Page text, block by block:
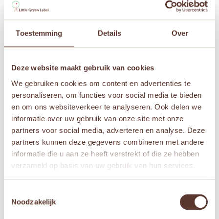
Toestemming Details Over
Deze website maakt gebruik van cookies
We gebruiken cookies om content en advertenties te
personaliseren, om functies voor social media te bieden
en om ons websiteverkeer te analyseren. Ook delen we
informatie over uw gebruik van onze site met onze
partners voor social media, adverteren en analyse. Deze
partners kunnen deze gegevens combineren met andere
informatie die u aan ze heeft verstrekt of die ze hebben
verzameld op basis van uw gebruik van hun services.
Noodzakelijk
Handpop Olifant” te beoordelen
Vereiste
Je waardering*
Je beoordeling*
Naam *
E-mail*
Mijn naam, e-mail en site opslaan in deze
browser voor de volgende keer wanneer ik een